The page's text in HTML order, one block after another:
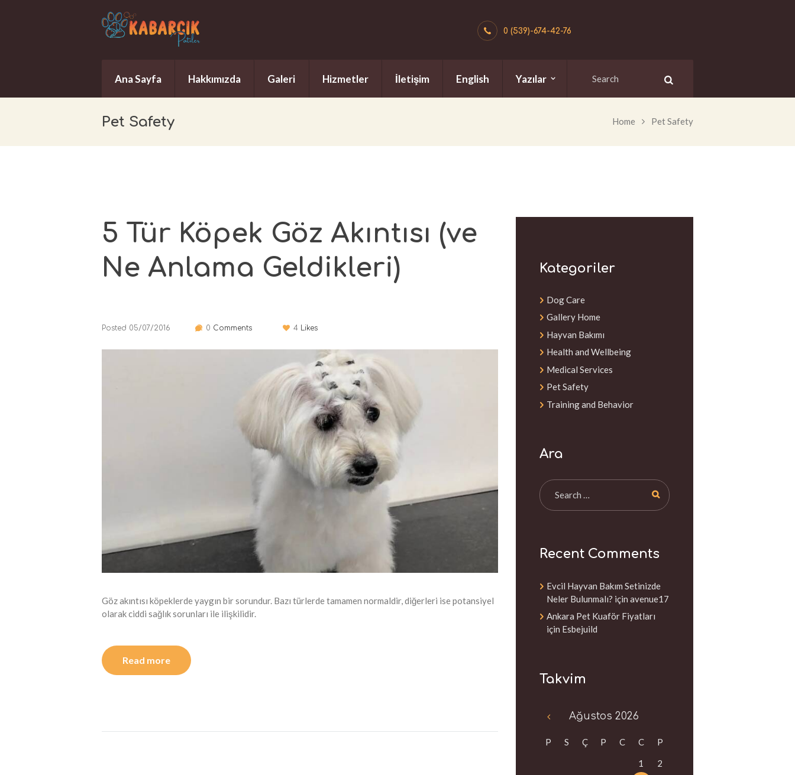
0 (539)-674-42-76
Ana Sayfa Hakkımızda Galeri Hizmetler İletişim English Yazılar
Pet Safety Home Pet Safety
5 Tür Köpek Göz Akıntısı (ve
Ne Anlama Geldikleri)
Posted 05/07/2016 0 Comments 4Likes
Göz akıntısı köpeklerde yaygın bir sorundur. Bazı türlerde tamamen normaldir, diğerleri ise potansiyel
olarak ciddi sağlık sorunları ile ilişkilidir.
Read more
Kategoriler
Dog Care
Gallery Home
Hayvan Bakımı
Health and Wellbeing
Medical Services
Pet Safety
Training and Behavior
Ara
Recent Comments
Evcil Hayvan Bakım Setinizde
Neler Bulunmalı? için avenue17
Ankara Pet Kuaför Fiyatları
için Esbejuild
Takvim
Ağustos2026
P S Ç P C C
P
1
2